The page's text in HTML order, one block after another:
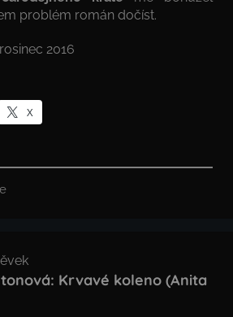
problém román dočíst.
2016
X
Krvavé koleno (Anita